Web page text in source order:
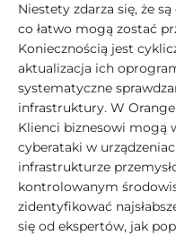
Niestety zdarza się, że
co łatwo mogą zostać
Koniecznością jest
aktualizacja ich
systematyczne
infrastruktury. W Orange
Klienci biznesowi mogą
cyberataki w
infrastrukturze
kontrolowanym
zidentyfikować
się od ekspertów, jak